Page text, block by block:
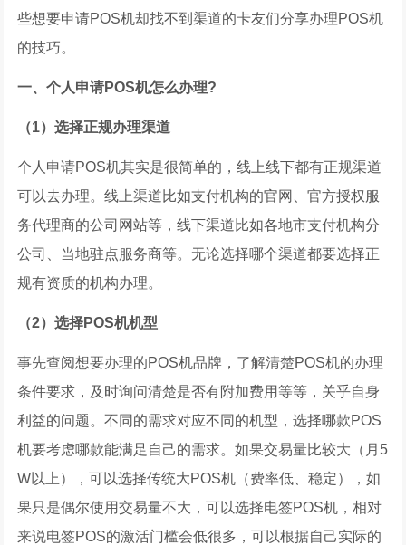
些想要申请POS机却找不到渠道的卡友们分享办理POS机
的技巧。
一、个人申请POS机怎么办理?
（1）选择正规办理渠道
个人申请POS机其实是很简单的，线上线下都有正规渠道
可以去办理。线上渠道比如支付机构的官网、官方授权服
务代理商的公司网站等，线下渠道比如各地市支付机构分
公司、当地驻点服务商等。无论选择哪个渠道都要选择正
规有资质的机构办理。
（2）选择POS机机型
事先查阅想要办理的POS机品牌，了解清楚POS机的办理
条件要求，及时询问清楚是否有附加费用等等，关乎自身
利益的问题。不同的需求对应不同的机型，选择哪款POS
机要考虑哪款能满足自己的需求。如果交易量比较大（月5
W以上），可以选择传统大POS机（费率低、稳定），如
果只是偶尔使用交易量不大，可以选择电签POS机，相对
来说电签POS的激活门槛会低很多，可以根据自己实际的